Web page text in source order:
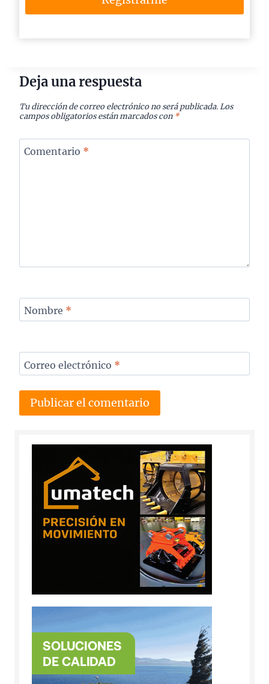
Deja una respuesta
Tu dirección de correo electrónico no será publicada. Los
campos obligatorios están marcados con *
Comentario *
Nombre *
Correo electrónico *